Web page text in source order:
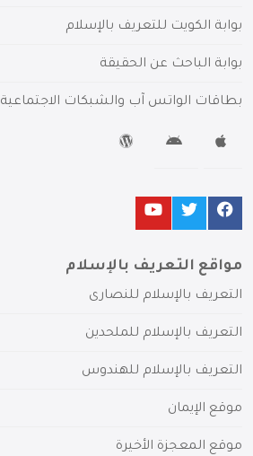
بوابة الكويت للتعريف بالإسلام
بوابة الباحث عن الحقيقة
بطاقات الواتس آب والشبكات الاجتماعية
مواقع التعريف بالإسلام
التعريف بالإسلام للنصارى
التعريف بالإسلام للملحدين
التعريف بالإسلام للهندوس
موقع الإيمان
موقع المعجزة الأخيرة